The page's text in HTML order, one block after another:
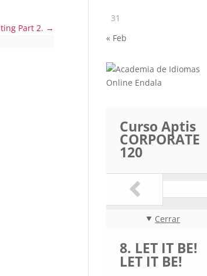
Part 2.
31
« Feb
Curso Aptis
CORPORATE
120
Cerrar
8. LET IT BE!
LET IT BE!